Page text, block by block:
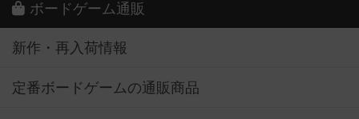
ボードゲーム通販
新作・再入荷情報
定番ボードゲームの通販商品